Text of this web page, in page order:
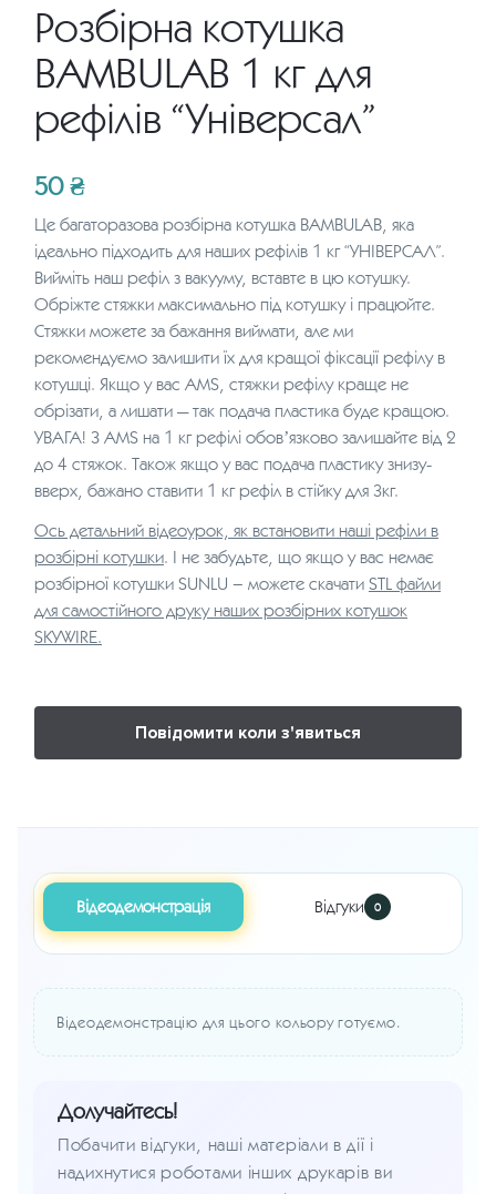
Розбірна котушка
BAMBULAB 1 кг для
рефілів “Універсал”
50₴
Це багаторазова розбірна котушка BAMBULAB, яка
ідеально підходить для наших рефілів 1 кг “УНІВЕРСАЛ”.
Вийміть наш рефіл з вакууму, вставте в цю котушку.
Обріжте стяжки максимально під котушку і працюйте.
Стяжки можете за бажання виймати, але ми
рекомендуємо залишити їх для кращої фіксації рефілу в
котушці. Якщо у вас AMS, стяжки рефілу краще не
обрізати, а лишати — так подача пластика буде кращою.
УВАГА! З AMS на 1 кг рефілі обовʼязково залишайте від 2
до 4 стяжок. Також якщо у вас подача пластику знизу-
вверх, бажано ставити 1 кг рефіл в стійку для 3кг.
Ось детальний відеоурок, як встановити наші рефіли в
розбірні котушки. І не забудьте, що якщо у вас немає
розбірної котушки SUNLU – можете скачати STL файли
для самостійного друку наших розбірних котушок
SKYWIRE.
Відеодемонстрація Відгуки 0
Відеодемонстрацію для цього кольору готуємо.
Долучайтесь!
Побачити відгуки, наші матеріали в дії і
надихнутися роботами інших друкарів ви